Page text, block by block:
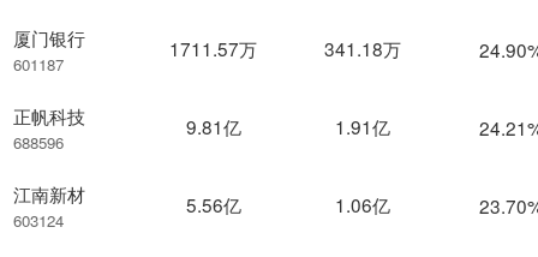
厦门银行
601187
正帆科技
688596
江南新材
603124
1711.57万 341.18万
9.81亿 1.91亿
5.56亿 1.06亿